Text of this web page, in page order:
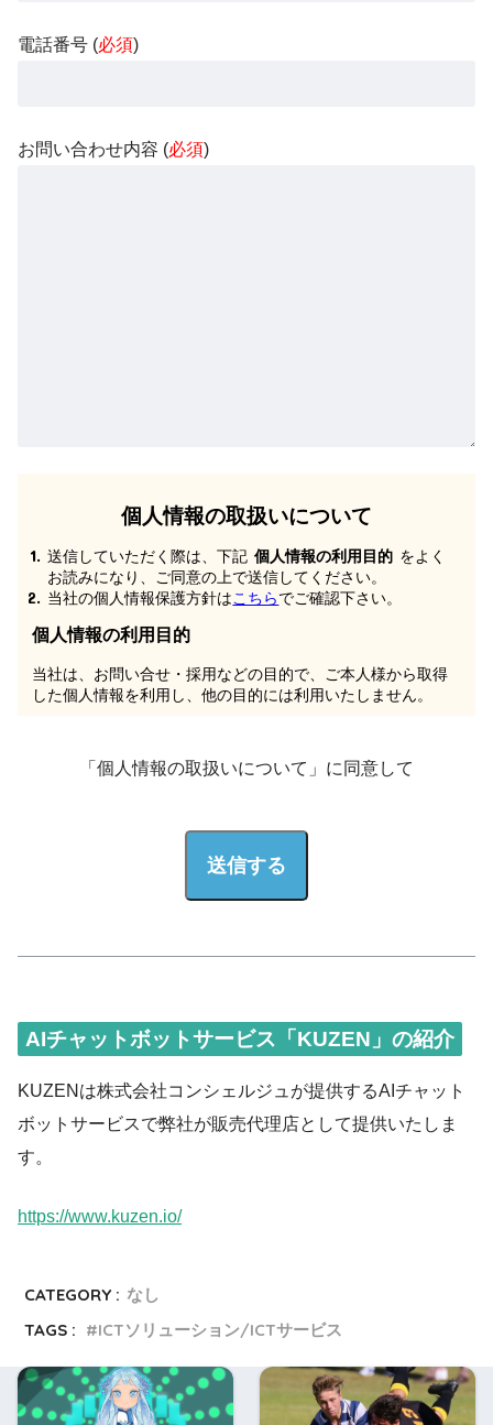
電話番号 (必須)
お問い合わせ内容 (必須)
「個人情報の取扱いについて」に同意して
AIチャットボットサービス「KUZEN」の紹介
KUZENは株式会社コンシェルジュが提供するAIチャット
ボットサービスで弊社が販売代理店として提供いたしま
す。
https://www.kuzen.io/
CATEGORY : なし
TAGS :
ICTソリューション/ICTサービス